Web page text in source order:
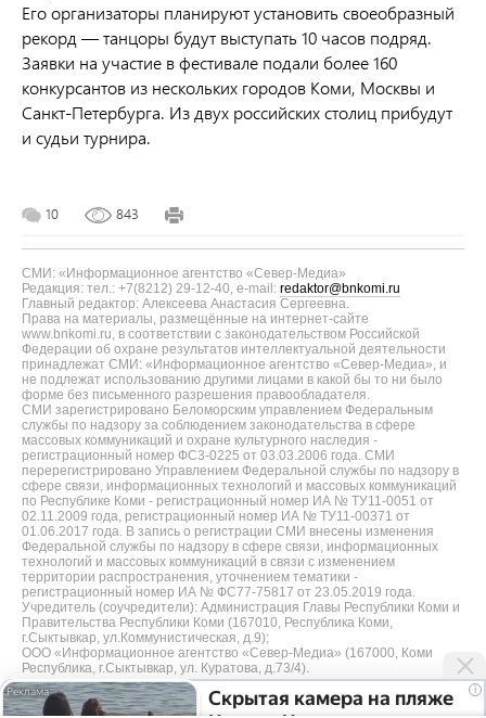
Его организаторы планируют установить своеобразный
рекорд — танцоры будут выступать 10 часов подряд.
Заявки на участие в фестивале подали более 160
конкурсантов из нескольких городов Коми, Москвы и
Санкт-Петербурга. Из двух российских столиц прибудут
и судьи турнира.
10 843
СМИ: «Информационное агентство «Север-Медиа»
Редакция: тел.: +7(8212) 29-12-40, e-mail: redaktor@bnkomi.ru
Главный редактор: Алексеева Анастасия Сергеевна.
Права на материалы, размещённые на интернет-сайте
www.bnkomi.ru, в соответствии с законодательством Российской
Федерации об охране результатов интеллектуальной деятельности
принадлежат СМИ: «Информационное агентство «Север-Медиа», и
не подлежат использованию другими лицами в какой бы то ни было
форме без письменного разрешения правообладателя.
СМИ зарегистрировано Беломорским управлением Федеральным
службы по надзору за соблюдением законодательства в сфере
массовых коммуникаций и охране культурного наследия -
регистрационный номер ФС3-0225 от 03.03.2006 года. СМИ
перерегистрировано Управлением Федеральной службы по надзору в
сфере связи, информационных технологий и массовых коммуникаций
по Республике Коми - регистрационный номер ИА № ТУ11-0051 от
02.11.2009 года, регистрационный номер ИА № ТУ11-00371 от
01.06.2017 года. В запись о регистрации СМИ внесены изменения
Федеральной службы по надзору в сфере связи, информационных
технологий и массовых коммуникаций в связи с изменением
территории распространения, уточнением тематики -
регистрационный номер ИА № ФС77-75817 от 23.05.2019 года.
Учредитель (соучредители): Администрация Главы Республики Коми и
Правительства Республики Коми (167010, Республика Коми,
г.Сыктывкар, ул.Коммунистическая, д.9);
ООО «Информационное агентство «Север-Медиа» (167000, Коми
Республика, г.Сыктывкар, ул. Куратова, д.73/4).
Разработка сайта — web-студия «Цифровой Век»
i
Скрытая камера на пляже